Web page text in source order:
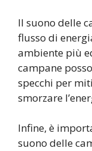
Il suono delle
flusso di
ambiente più
campane
specchi per
smorzare
Infine, è
suono delle